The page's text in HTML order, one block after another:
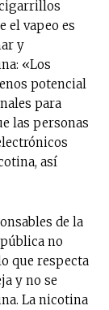
el vapeo es
y
«Los
potencial
para
las personas
así
de la
no
que respecta
y no se
La nicotina